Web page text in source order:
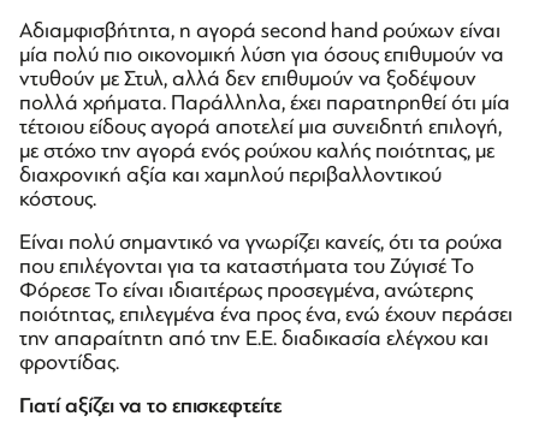
Αδιαμφισβήτητα, η αγορά second hand ρούχων είναι
μία πολύ πιο οικονομική λύση για όσους επιθυμούν να
ντυθούν με Στυλ, αλλά δεν επιθυμούν να ξοδέψουν
πολλά χρήματα. Παράλληλα, έχει παρατηρηθεί ότι μία
τέτοιου είδους αγορά αποτελεί μια συνειδητή επιλογή,
με στόχο την αγορά ενός ρούχου καλής ποιότητας, με
διαχρονική αξία και χαμηλού περιβαλλοντικού
κόστους.
Είναι πολύ σημαντικό να γνωρίζει κανείς, ότι τα ρούχα
που επιλέγονται για τα καταστήματα του Ζύγισέ Το
Φόρεσε Το είναι ιδιαιτέρως προσεγμένα, ανώτερης
ποιότητας, επιλεγμένα ένα προς ένα, ενώ έχουν περάσει
την απαραίτητη από την Ε.Ε. διαδικασία ελέγχου και
φροντίδας.
Γιατί αξίζει να το επισκεφτείτε